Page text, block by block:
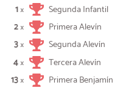
1×
Segunda Infantil
2×
Primera Alevín
3×
Segunda Alevín
4×
Tercera Alevín
13×
Primera Benjamín